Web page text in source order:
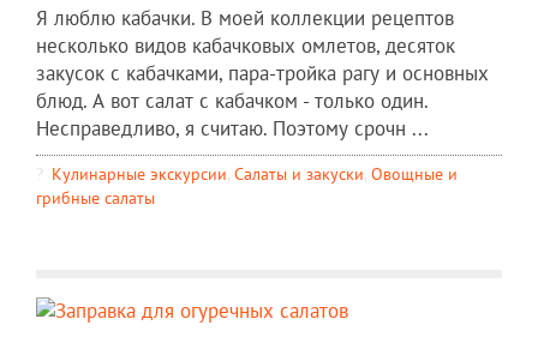
Я люблю кабачки. В моей коллекции рецептов
несколько видов кабачковых омлетов, десяток
закусок с кабачками, пара-тройка рагу и основных
блюд. А вот салат с кабачком - только один.
Несправедливо, я считаю. Поэтому срочн ...
Кулинарные экскурсии, Салаты и закуски, Овощные и
грибные салаты